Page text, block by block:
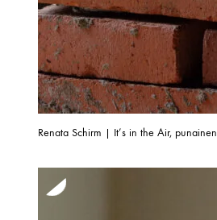
Renata Schirm | It’s in the Air, punainen